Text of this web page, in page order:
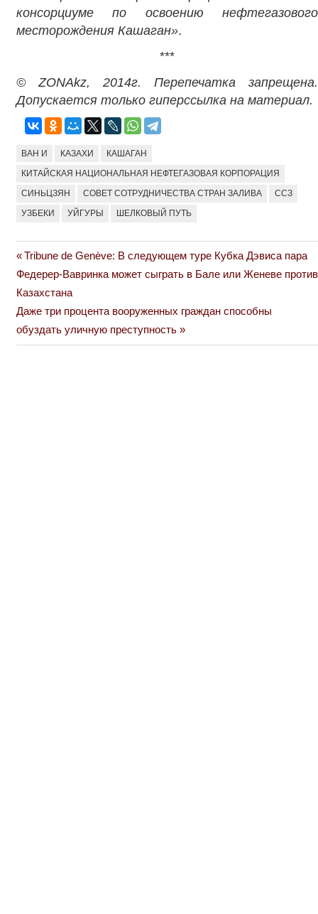
консорциуме по освоению нефтегазового
месторождения Кашаган».
***
© ZONAkz, 2014г. Перепечатка запрещена.
Допускается только гиперссылка на материал.
ВАН И КАЗАХИ КАШАГАН
КИТАЙСКАЯ НАЦИОНАЛЬНАЯ НЕФТЕГАЗОВАЯ КОРПОРАЦИЯ
СИНЬЦЗЯН СОВЕТ СОТРУДНИЧЕСТВА СТРАН ЗАЛИВА ССЗ
УЗБЕКИ УЙГУРЫ ШЕЛКОВЫЙ ПУТЬ
Навигация
по
записям
Previous
Post:
Tribune de Genève: В следующем туре Кубка Дэвиса пара
Федерер-Вавринка может сыграть в Бале или Женеве против
Казахстана
Next
Post:
Даже три процента вооруженных граждан способны
обуздать уличную преступность